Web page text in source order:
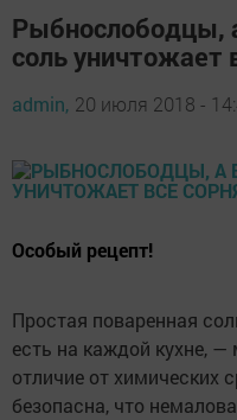
Рыбнослободцы,
соль уничтожает
admin, 20 июля 2018 -
Особый рецепт!
Простая поваренная
есть на каждой кухне,
отличие от химических
безопасна, что